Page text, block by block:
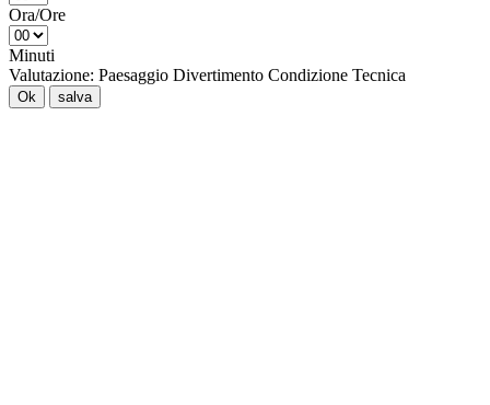
Ora/Ore
Minuti
Valutazione: Paesaggio Divertimento Condizione Tecnica
Ok salva